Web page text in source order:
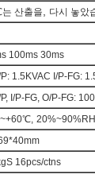
산출을
다시 놓았
100ms 30ms
P: 1.5KVAC I/P-FG:
P, I/P-FG, O/P-FG:
20%~90%RH
16pcs/ctns